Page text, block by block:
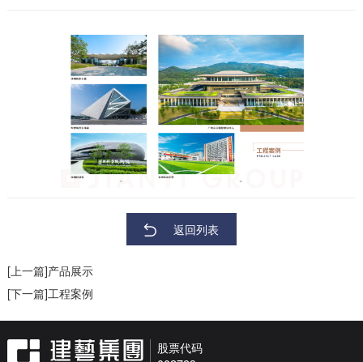
返回列表
[上一篇]产品展示
[下一篇]工程案例
股票代码